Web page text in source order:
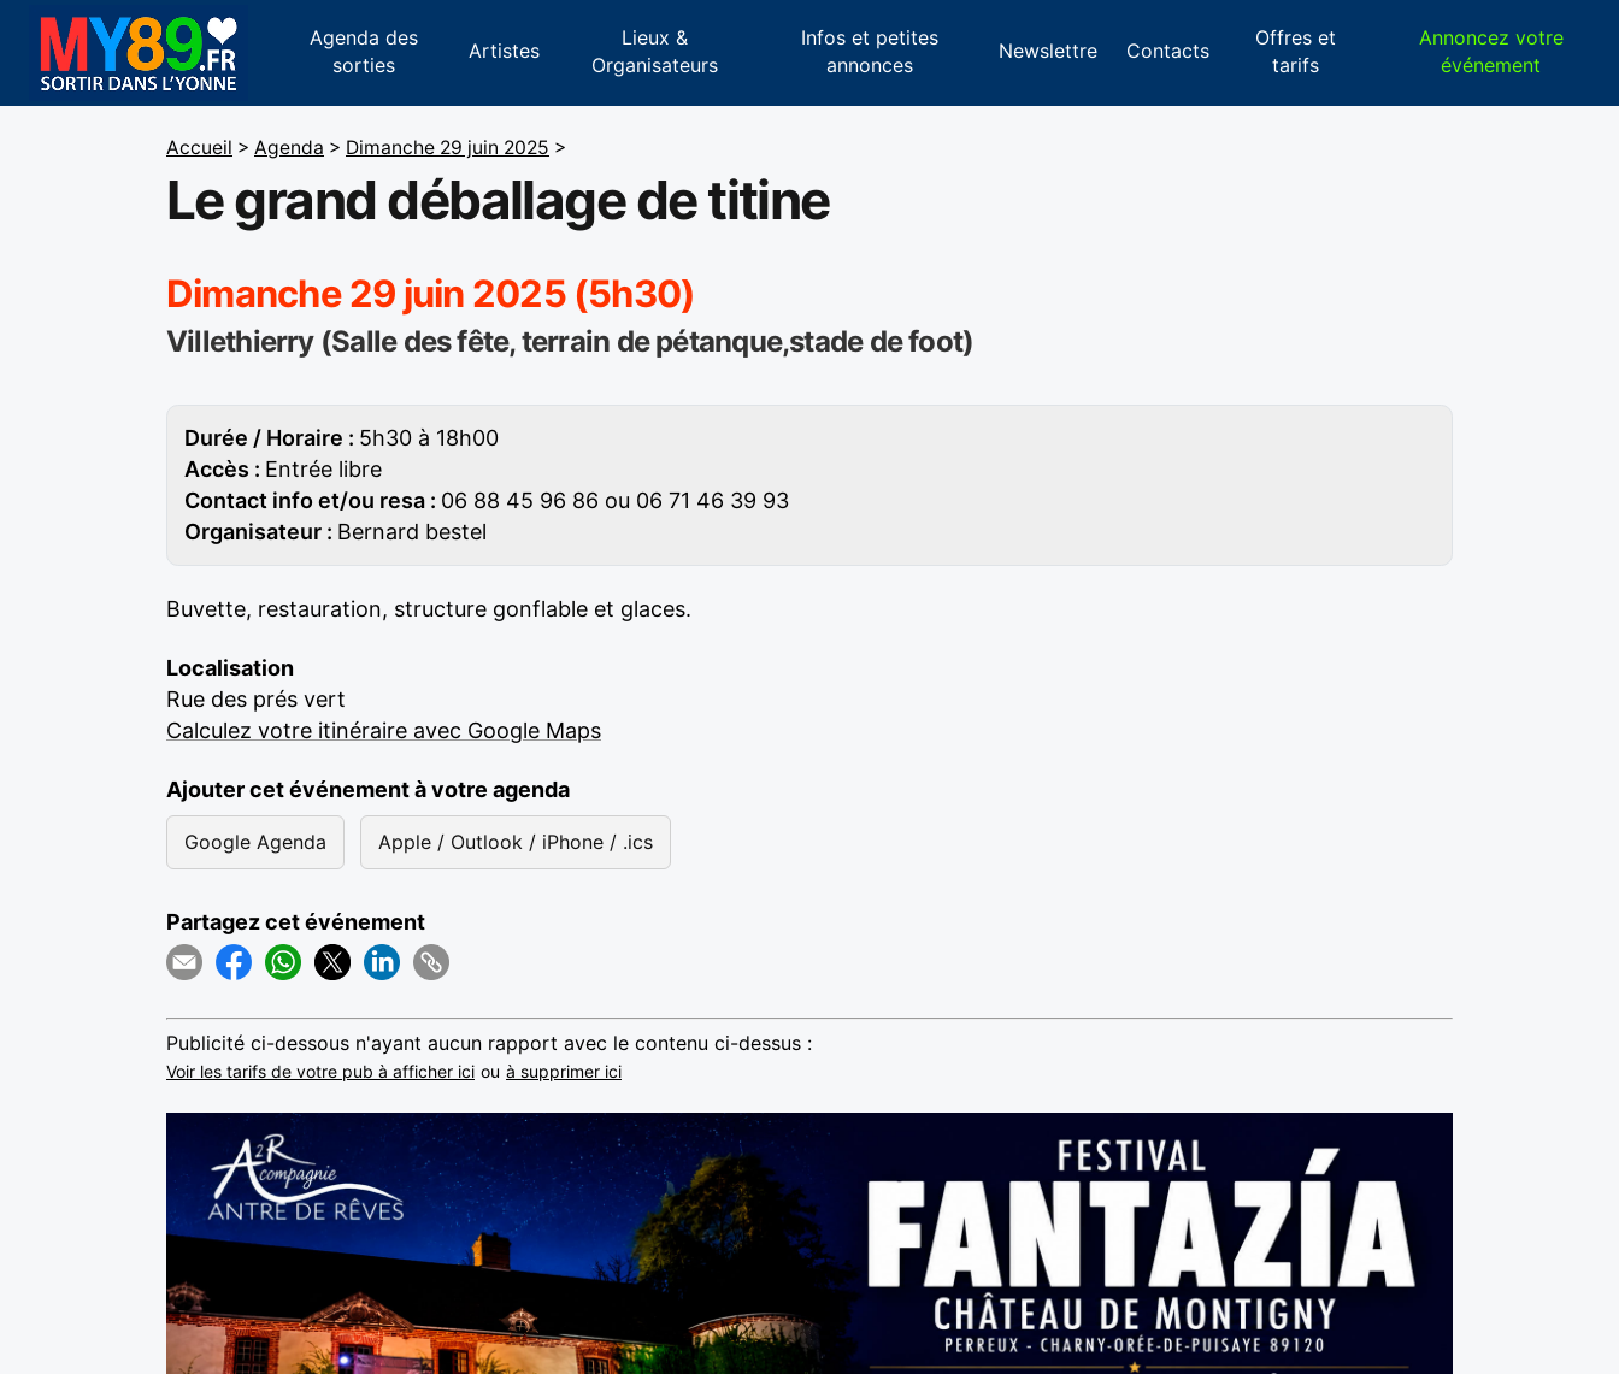
Agenda des
sorties
Artistes
Lieux &
Organisateurs
Infos et petites
annonces
Newslettre Contacts
Offres et
tarifs
Annoncez votre
événement
Accueil > Agenda > Dimanche 29 juin 2025 >
Le grand déballage de titine
Dimanche 29 juin 2025 (5h30)
Villethierry (Salle des fête, terrain de pétanque,stade de foot)
Durée / Horaire : 5h30 à 18h00
Accès : Entrée libre
Contact info et/ou resa : 06 88 45 96 86 ou 06 71 46 39 93
Organisateur : Bernard bestel
Buvette, restauration, structure gonflable et glaces.
Localisation
Rue des prés vert
Calculez votre itinéraire avec Google Maps
Ajouter cet événement à votre agenda
Google Agenda Apple / Outlook / iPhone / .ics
Partagez cet événement
Publicité ci-dessous n'ayant aucun rapport avec le contenu ci-dessus :
Voir les tarifs de votre pub à afficher ici ou à supprimer ici